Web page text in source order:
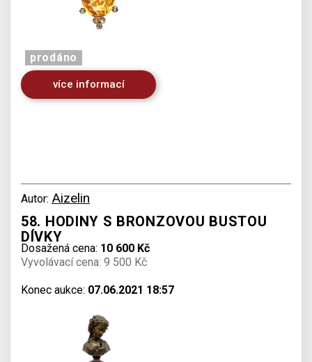
prodáno
více informací
Autor: Aizelin
58. HODINY S BRONZOVOU BUSTOU
DÍVKY
Dosažená cena: 10 600 Kč
Vyvolávací cena: 9 500 Kč
Konec aukce: 07.06.2021 18:57